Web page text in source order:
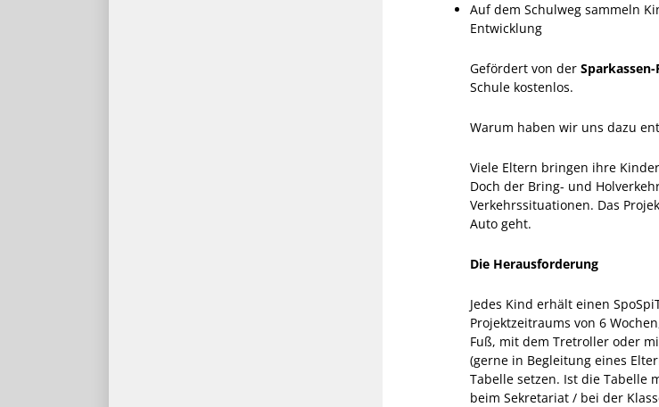
Auf dem Schulweg sammeln
Entwicklung
Gefördert von der
Schule kostenlos.
Warum haben wir uns dazu
Viele Eltern bringen ihre
Doch der Bring- und
Verkehrssituationen. Das
Auto geht.
Die Herausforderung
Jedes Kind erhält einen
Projektzeitraums von 6
Fuß, mit dem Tretroller oder
(gerne in Begleitung eines
Tabelle setzen. Ist die Tabelle
beim Sekretariat / bei der